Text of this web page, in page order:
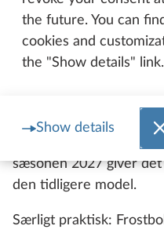
the future. You can
cookies and
the "Show details" link.
Show details
Køleskabet som
køkkenområdet får DE
fra 460 LU) et nyt
sæsonen 2027 giver
den tidligere model.
Særligt praktisk: